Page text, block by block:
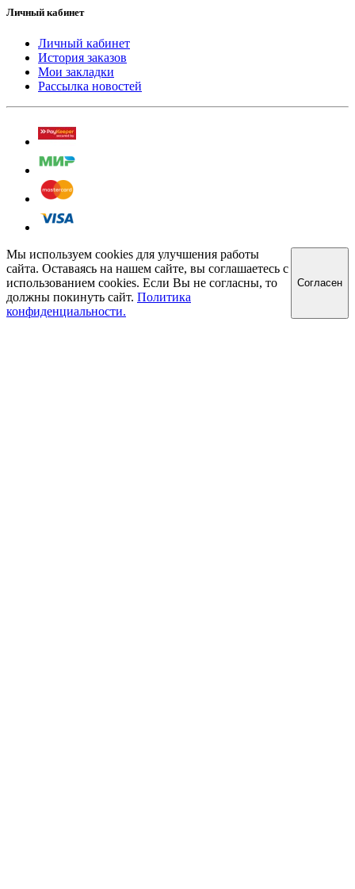
Личный кабинет
Личный кабинет
История заказов
Мои закладки
Рассылка новостей
Мы используем cookies для улучшения работы
сайта. Оставаясь на нашем сайте, вы соглашаетесь с
использованием cookies. Если Вы не согласны, то
должны покинуть сайт. Политика
конфиденциальности.
Cогласен